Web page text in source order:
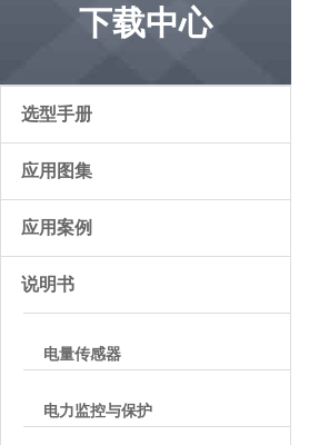
下载中心
选型手册
应用图集
应用案例
说明书
电量传感器
电力监控与保护